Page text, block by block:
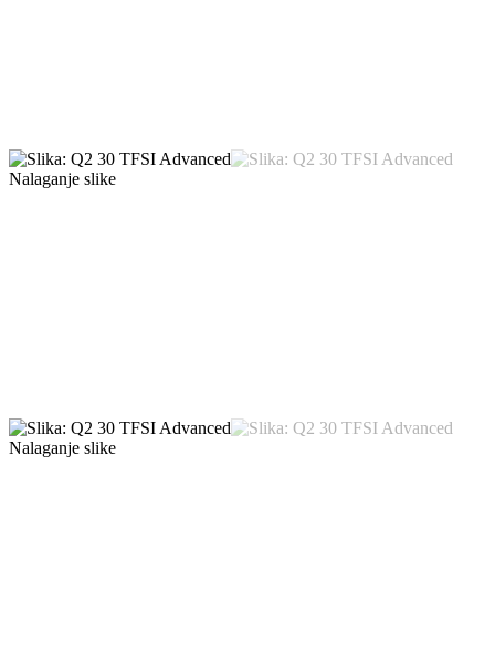
Nalaganje slike
Nalaganje slike